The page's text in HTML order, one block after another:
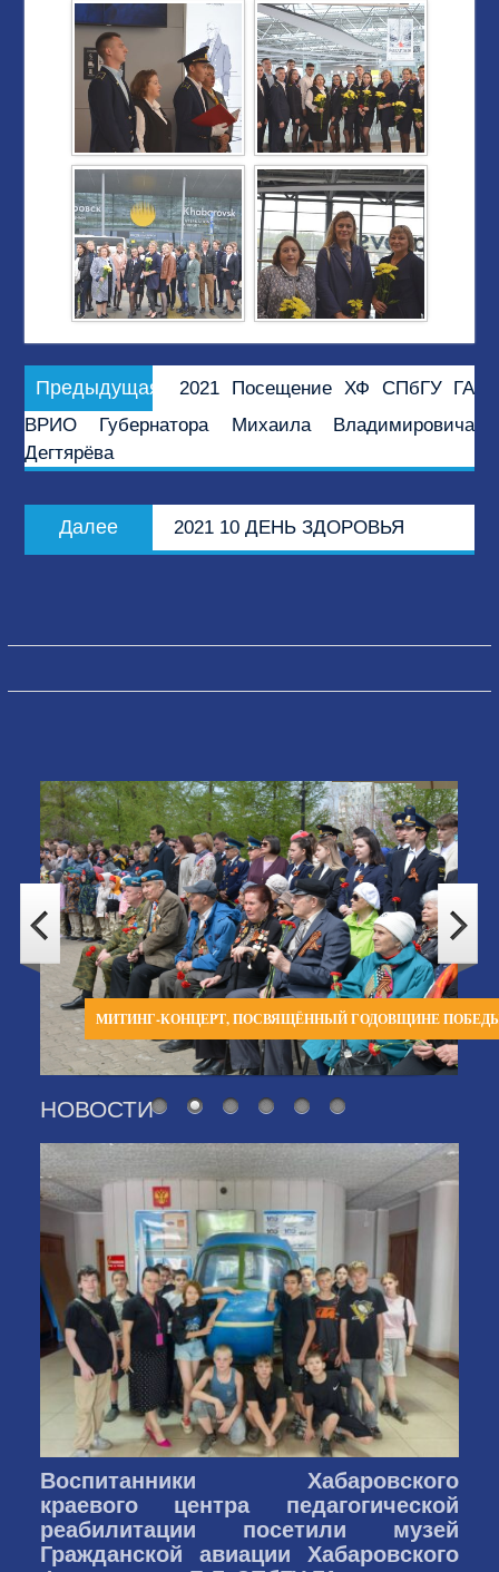
Навигация
по
записям
Предыдущая
Предыдущая
2021 Посещение ХФ СПбГУ ГА
ВРИО Губернатора Михаила Владимировича
Дегтярёва
Далее
Следующая
2021 10 ДЕНЬ ЗДОРОВЬЯ
МИТИНГ-КОНЦЕРТ, ПОСВЯЩЁННЫЙ ГОДОВЩИНЕ
НОВОСТИ
Воспитанники Хабаровского
краевого центра педагогической
реабилитации посетили музей
Гражданской авиации Хабаровского